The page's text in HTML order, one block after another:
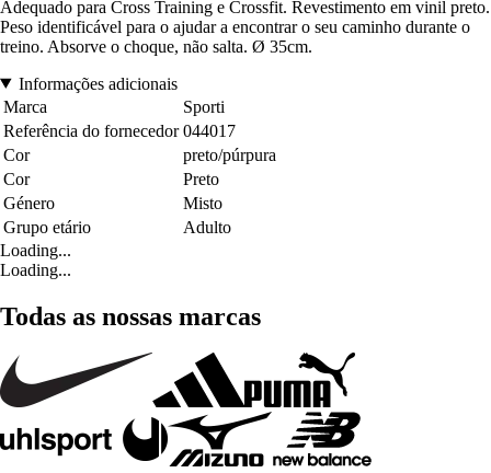
Adequado para Cross Training e Crossfit. Revestimento em vinil preto.
Peso identificável para o ajudar a encontrar o seu caminho durante o
treino. Absorve o choque, não salta. Ø 35cm.
Informações adicionais
Marca
Sporti
Referência do fornecedor 044017
Cor
preto/púrpura
Cor
Preto
Género
Misto
Grupo etário
Adulto
Loading...
Loading...
Todas as nossas marcas